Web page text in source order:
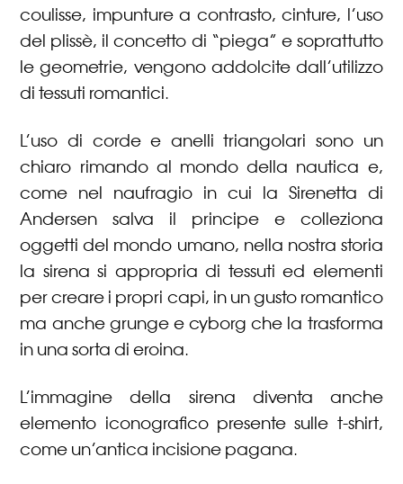
coulisse, impunture a contrasto, cinture, l’uso
del plissè, il concetto di “piega” e soprattutto
le geometrie, vengono addolcite dall’utilizzo
di tessuti romantici.
L’uso di corde e anelli triangolari sono un
chiaro rimando al mondo della nautica e,
come nel naufragio in cui la Sirenetta di
Andersen salva il principe e colleziona
oggetti del mondo umano, nella nostra storia
la sirena si appropria di tessuti ed elementi
per creare i propri capi, in un gusto romantico
ma anche grunge e cyborg che la trasforma
in una sorta di eroina.
L’immagine della sirena diventa anche
elemento iconografico presente sulle t-shirt,
come un’antica incisione pagana.